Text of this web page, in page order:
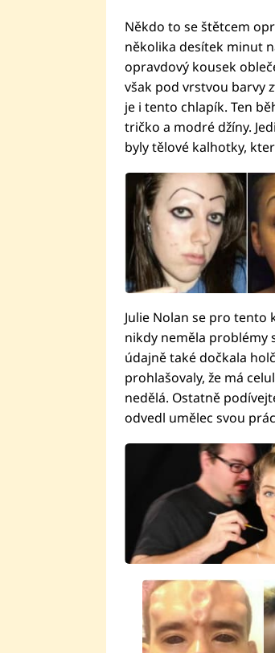
Někdo to se štětcem
několika desítek minut
opravdový kousek
však pod vrstvou barvy
je i tento chlapík. Ten
tričko a modré džíny.
byly tělové kalhotky,
Julie Nolan se pro tento
nikdy neměla problémy
údajně také dočkala
prohlašovaly, že má
nedělá. Ostatně
odvedl umělec svou